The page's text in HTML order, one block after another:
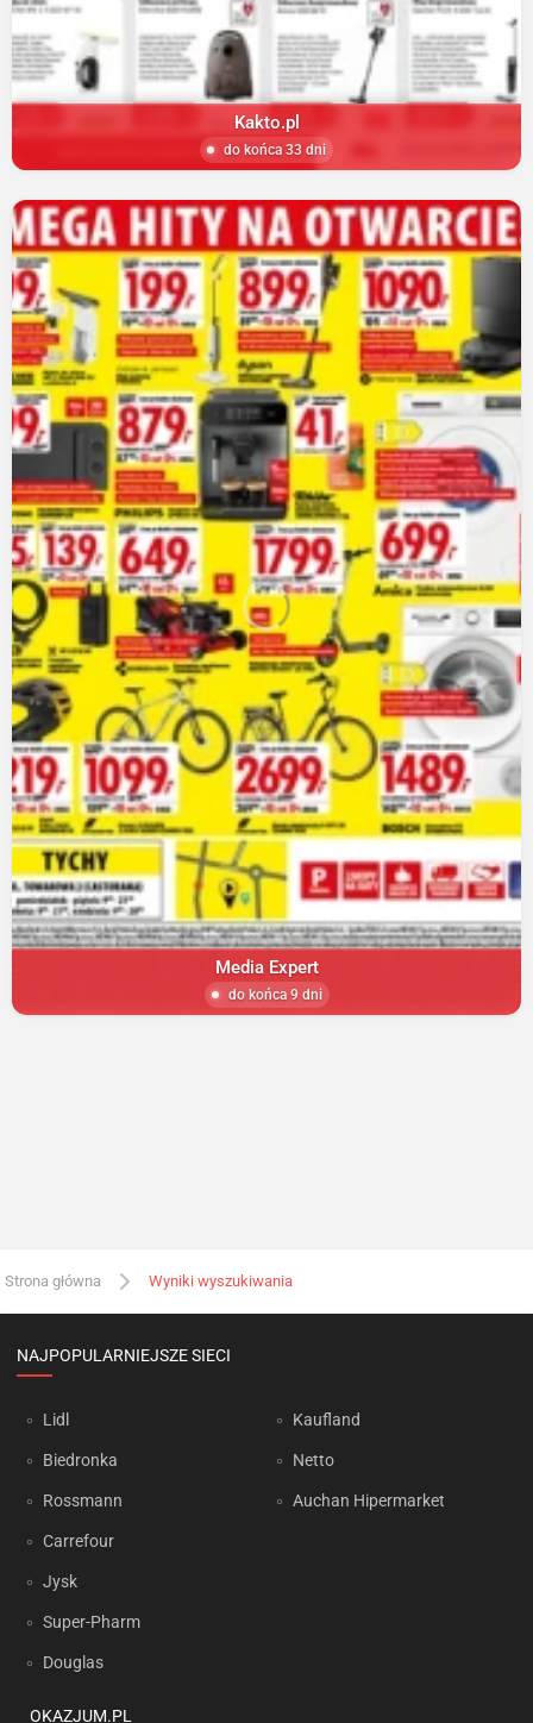
Kakto.pl
do końca 33 dni
Media Expert
do końca 9 dni
Strona główna Wyniki wyszukiwania
NAJPOPULARNIEJSZE SIECI
Lidl
Biedronka
Rossmann
Carrefour
Jysk
Super-Pharm
Douglas
Kaufland
Netto
Auchan Hipermarket
OKAZJUM.PL